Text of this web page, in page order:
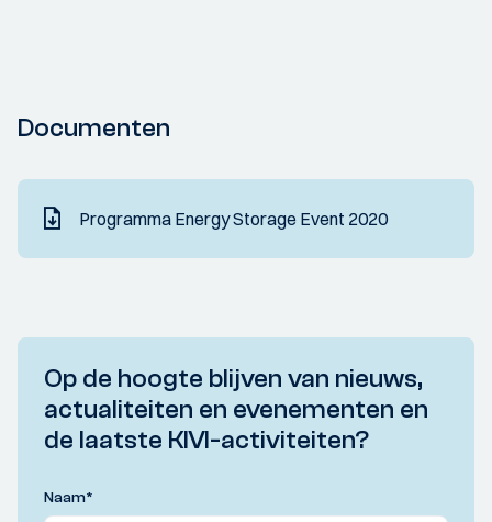
Documenten
Programma Energy Storage Event 2020
Op de hoogte blijven van nieuws,
actualiteiten en evenementen en
de laatste KIVI-activiteiten?
Naam*